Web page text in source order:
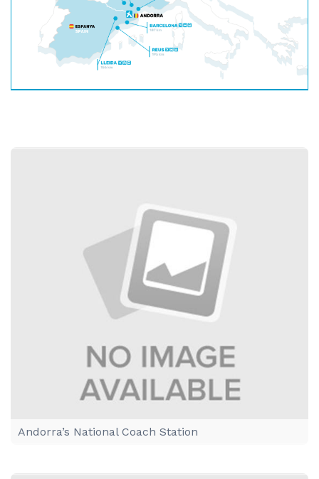
Andorra’s National Coach Station